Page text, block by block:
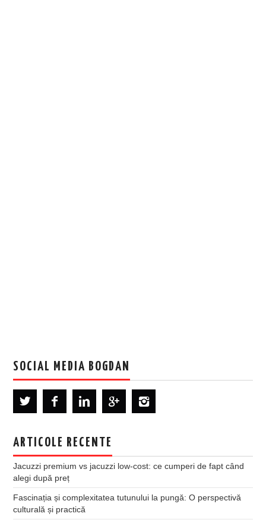
SOCIAL MEDIA BOGDAN
ARTICOLE RECENTE
Jacuzzi premium vs jacuzzi low-cost: ce cumperi de fapt când
alegi după preț
Fascinația și complexitatea tutunului la pungă: O perspectivă
culturală și practică